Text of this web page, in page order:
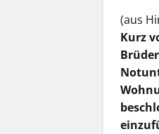
(aus
Kurz